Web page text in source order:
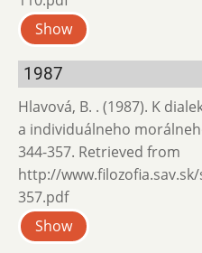
Show
1987
Hlavová, B. . (1987). K
a individuálneho
344-357. Retrieved from
http://
357.pdf
Show